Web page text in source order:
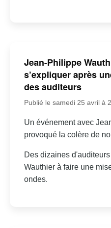
Jean-Philippe
s’expliquer après
des auditeurs
Publié le samedi 25 avril à
Un événement avec
provoqué la colère de
Des dizaines
Wauthier à faire une
ondes.